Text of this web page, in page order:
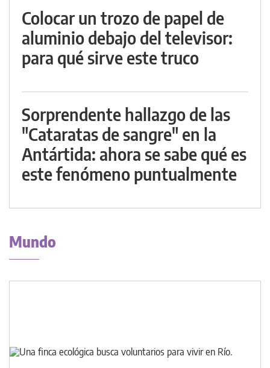
Colocar un trozo de papel de
aluminio debajo del televisor:
para qué sirve este truco
Sorprendente hallazgo de las
"Cataratas de sangre" en la
Antártida: ahora se sabe qué es
este fenómeno puntualmente
Mundo